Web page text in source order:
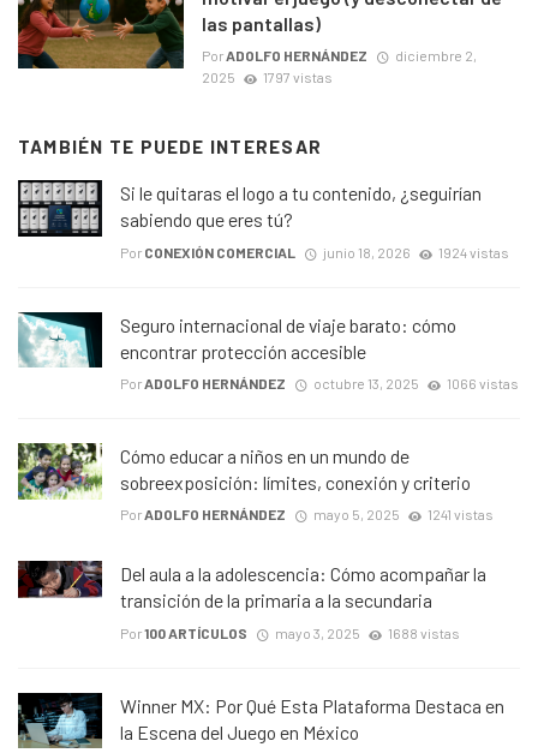
las pantallas)
PorADOLFO HERNÁNDEZ
diciembre 2,
2025
1797 vistas
TAMBIÉN TE PUEDE INTERESAR
Si le quitaras el logo a tu contenido, ¿seguirían
sabiendo que eres tú?
Por CONEXIÓN COMERCIAL junio 18, 2026 1924 vistas
Seguro internacional de viaje barato: cómo
encontrar protección accesible
PorADOLFO HERNÁNDEZ octubre 13, 2025 1066 vistas
Cómo educar a niños en un mundo de
sobreexposición: límites, conexión y criterio
PorADOLFO HERNÁNDEZ mayo 5, 2025 1241 vistas
Del aula a la adolescencia: Cómo acompañar la
transición de la primaria a la secundaria
Por100 ARTÍCULOS mayo 3, 2025 1688 vistas
Winner MX: Por Qué Esta Plataforma Destaca en
la Escena del Juego en México